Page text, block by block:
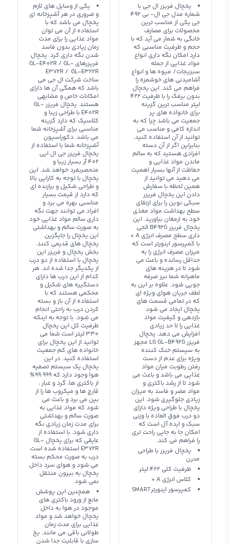
B492G
یخچال فریزر ال جی با
شماره مدل جی ال- بی 492
جی یکی از مناسب ترین
محصولات برای مصارف
خانگی به شمار می آید که با
حجم و ظرفیت مناسبی که
دارد امکان نگه داری انواع
مواد غذایی از جمله
سبزیجات/ میوه ها و انواع
آشامیدنی های خوشمزه را
فراهم می کند. این یخچال
بدون برفک را با ظرفیت 422
لیتر مناسب ترین گزینه
برای خانواده های پر
جمعیت می باشد چرا که به
اندازه کافی و مناسب می
توانید از آن استفاده کنید.
بنابراین اگر از آن دسته
افرادی هستید که به سالم
ماندن مواد غذایی و
حفاظت از آنها بسیار اهمیت
می دهید می توانید از
همین لحظه با سفارش
دادن این یخچال فریزر
سبکی نوین را برای ارتقای
سطح بهداشت مواد مغذی
خود به ارمغان بیاورید. این
یخچال فریزر B492G الجی
داری سطح مصرف انرژی A +
با کمپرسور اینورتر است که
میزان مصرف انرژی را به
حداقل رسانده و باعث می
شود تا در هزینه های
ماهیانه شما نیز صرفه
جویی شود. علاوه بر این به
لطف جریان هوای ویژه ای
که در تمامی قسمت های
یخچال ایجاد می شود
بازدهی و کیفیت مواد
غذایی را تا حد زیادی
افزایش می دهد. یخچال
فریزر LG GL-B492G مجهز
به سیستم خنک کننده
ویژه برای عدم از دست
رفتن رطوبت میان مواد
غذایی می باشد و باعث می
شود تا از رشد باکتری و
مواد مضر و فاسد به میزان
زیادی جلوگیری شود. این
یخچال با طراحی ویژه دارای
دو درب فوق العاده با وزنی
سبک و ایده آل است که
امکان جا به جایی راحت تری
را فراهم می کند.
یخچال فریزر با طراحی
مدرن
ظرفیت کلی 422 لیتر
کلاس انرژی A +
کمپرسور اینورترSMART
REFRIGERATOR 13
FOOT GL-E402R
یکی از وسایل های لازم
و ضروری در هر آشپزخانه ای
یخچال می باشد که با
استفاده از آن می توان
مواد غذایی را برای مدت
زمان زیادی بدون فاسد
شدن نگه داری کرد. یخچال
فریزرهای GL-E402R / GL-
E372R / GL-E322R
ساخت شرکت ال جی می
باشد که همگی آن ها دارای
امکانات خاص و مشابهی
هستند. یخچال فریزر GL-
E402R با طراحی زیبا و
کلاسیک که دارد گزینه
مناسبی برای آشپزخانه شما
می باشد. دکوراسیون
آشپزخانه شما با استفاده از
یخچال فریزر جی ال ایی
402 آر بسیار زیبا و
منحصربفرد خواهد شد. این
یخچال با توجه به کارایی بالا
و طراحی شکیل و برازنده ای
که دارد از قیمت بسیار
مناسبی بهره می برد و
افراد می توانند جهت نگه
داری سالم مواد غذایی خود
به صورت سالم و بهداشتی
این یخچال را جایگزین
یخچال های قدیمی کنند.
بخش یخچال و فریزر این
یخچال با استفاده از دو درب
از یکدیگر جدا شده اند. هر
کدام از این درب ها دارای
دستگیره های شکیل و
محکمی هستند که با
استفاده از آن باز و بسته
کردن درب به راحتی انجام
می شود. با توجه به اینکه
ظرفیت کل این یخچال
330 لیتر است شما می
توانید از این یخچال برای
خانواده های کم جمعیت
استفاده کنید. در این
یخچال یک سیستم تصفیه
هوا وجود دارد که 99.999٪
از باکتری ها، گرد و غبار ،
قارچ ها و میکروب ها را از
بین می برد و باعث می
شود که مواد غذایی به
صورت سالم و بهداشتی
برای مدت زمان زیادی نگه
داری شود. با استفاده از
عایقی که برای یخچال GL-
E372R استفاده شده است
درب به صورت محکم بسته
می شود و هوای سرد داخل
یخچال به بیرون منتقل
نمی شود.
همچنین این پوشش
مانع از ورود باکتری های
موجود در هوا به داخل
یخچال خواهد شد و مواد
غذایی برای مدت زمان
طولانی باقی می مانند. یخ
سازی با قابلیت جدا شدن